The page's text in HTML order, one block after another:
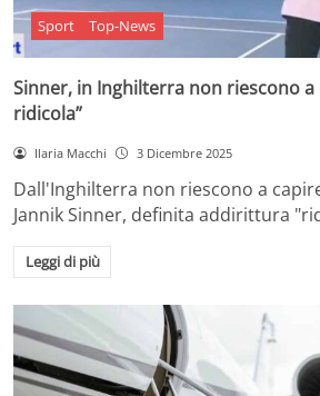
Sport Top-News
Sinner, in Inghilterra non riescono a
ridicola”
Ilaria Macchi 3 Dicembre 2025
Dall'Inghilterra non riescono a
Jannik Sinner, definita addirittura
Leggi di più